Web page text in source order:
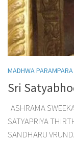
MADHWA PARAMPARA
Sri
ASHRAMA
SATYAPRIYA
SANDHARU